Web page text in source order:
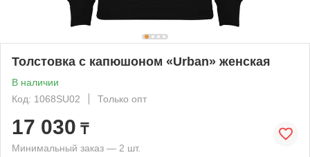
Толстовка с капюшоном «Urban» женская
В наличии
Код: 1068SU02
Только опт
17 030 ₸
Минимальный заказ — 2 шт.